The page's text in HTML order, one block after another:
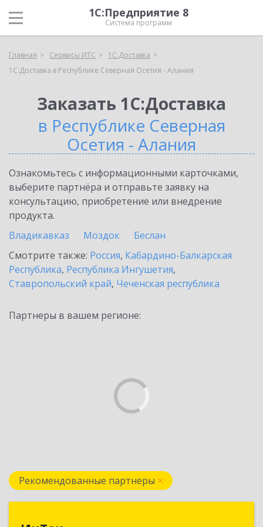
1С:Предприятие 8
Система программ
Главная Сервисы ИТС
1С:Доставка
1С:Доставка в Республике Северная Осетия - Алания
Заказать 1С:Доставка
в Республике Северная
Осетия - Алания
Ознакомьтесь с информационными карточками,
выберите партнёра и отправьте заявку на
консультацию, приобретение или внедрение
продукта.
Владикавказ
Моздок
Беслан
Смотрите также: Россия, Кабардино-Балкарская
Республика, Республика Ингушетия,
Ставропольский край, Чеченская республика
Партнеры в вашем регионе:
Рекомендованные партнеры